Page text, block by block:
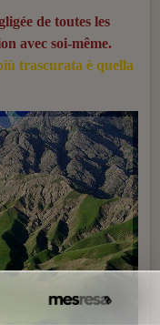
de toutes les
avec soi-même.
trascurata è quella